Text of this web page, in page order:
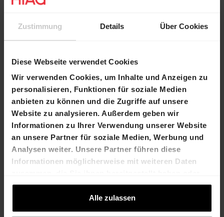
Zustimmung Details Über Cookies
Diese Webseite verwendet Cookies
Wir verwenden Cookies, um Inhalte und Anzeigen zu
personalisieren, Funktionen für soziale Medien
anbieten zu können und die Zugriffe auf unsere
Website zu analysieren. Außerdem geben wir
Informationen zu Ihrer Verwendung unserer Website
an unsere Partner für soziale Medien, Werbung und
Analysen weiter. Unsere Partner führen diese
Informationen möglicherweise mit weiteren Daten
die sie im Rahmen Ihrer Nutzung der Dienste
Alle zulassen
industrielles et technologiques d'avenir en tant que
supplémentaire pour nos investisseurs », déclare
Marco Feusi, CEO de HIAG.